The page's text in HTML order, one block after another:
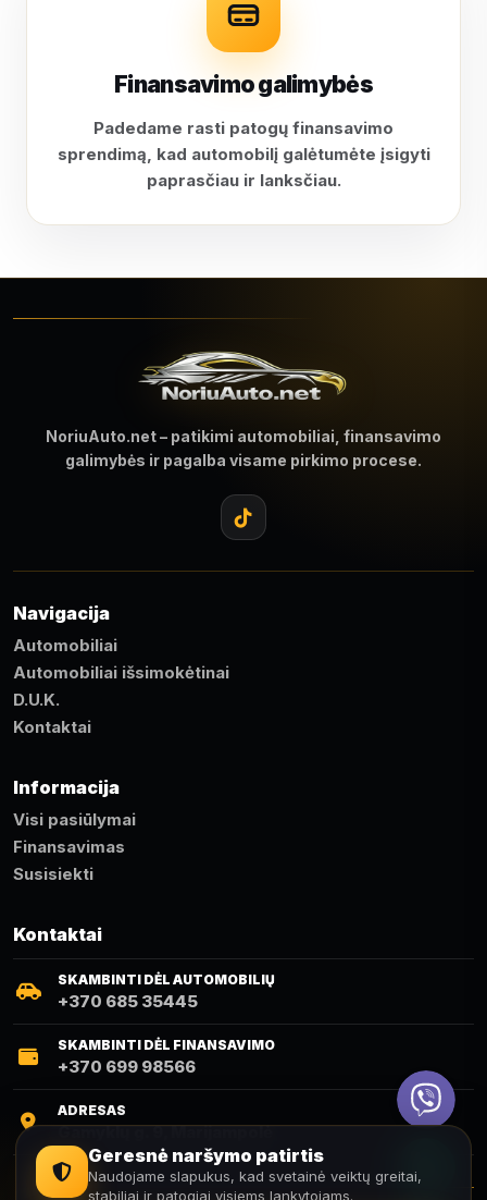
Finansavimo galimybės
Padedame rasti patogų finansavimo
sprendimą, kad automobilį galėtumėte įsigyti
paprasčiau ir lanksčiau.
NoriuAuto.net – patikimi automobiliai, finansavimo
galimybės ir pagalba visame pirkimo procese.
Navigacija
Automobiliai
Automobiliai išsimokėtinai
D.U.K.
Kontaktai
Informacija
Visi pasiūlymai
Finansavimas
Susisiekti
Kontaktai
SKAMBINTI DĖL AUTOMOBILIŲ
+370 685 35445
SKAMBINTI DĖL FINANSAVIMO
+370 699 98566
ADRESAS
Gamyklų g. 9, Marijampolė
Geresnė naršymo patirtis
Naudojame slapukus, kad svetainė veiktų greitai,
stabiliai ir patogiai visiems lankytojams.
Viber
Telefonas